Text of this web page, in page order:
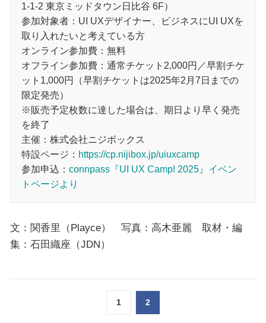
1-1-2 東京ミッドタウン日比谷 6F）
参加対象者：UI UXデザイナー、ビジネスにUI UXを
取り入れたいと考えている方
オンライン参加費：無料
オフライン参加費：通常チケット2,000円／早割チケ
ット1,000円（早割チケットは2025年2月7日までの
限定発売）
※販売予定枚数に達した場合は、期日より早く発売
を終了
主催：株式会社ニジボックス
特設ページ： https://cp.nijibox.jp/uiuxcamp
参加申込： connpass『UI UX Camp! 2025』イベン
トページより
文：関香里（Playce） 写真：高木亜麗 取材・編
集：石田織座（JDN）
1 2